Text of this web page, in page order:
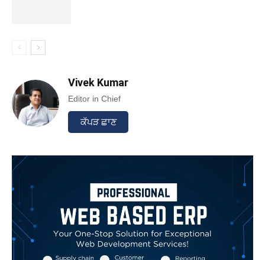
Vivek Kumar
Editor in Chief
ਕੱਪੜ ਛਾਣ